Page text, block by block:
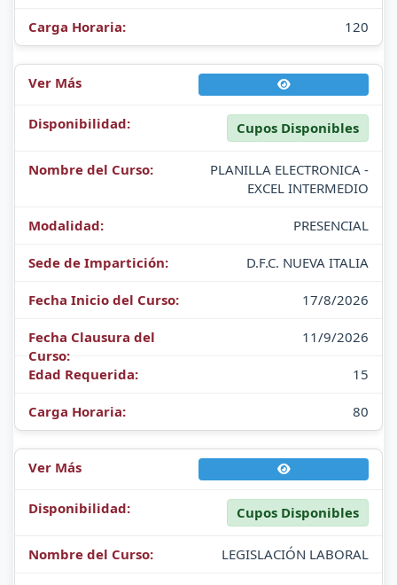
120
Cupos Disponibles
PLANILLA ELECTRONICA -
EXCEL INTERMEDIO
PRESENCIAL
D.F.C. NUEVA ITALIA
17/8/2026
11/9/2026
15
80
Cupos Disponibles
LEGISLACIÓN LABORAL